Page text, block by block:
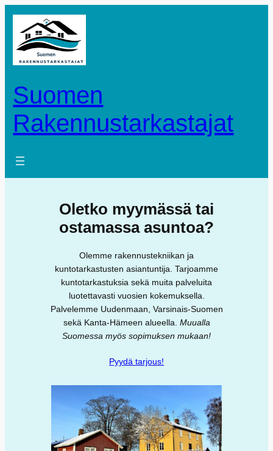
sisältöön
Suomen
Rakennustarkastajat
Oletko myymässä tai
ostamassa asuntoa?
Olemme rakennustekniikan ja
kuntotarkastusten asiantuntija. Tarjoamme
kuntotarkastuksia sekä muita palveluita
luotettavasti vuosien kokemuksella.
Palvelemme Uudenmaan, Varsinais-Suomen
sekä Kanta-Hämeen alueella. Muualla
Suomessa myös sopimuksen mukaan!
Pyydä tarjous!